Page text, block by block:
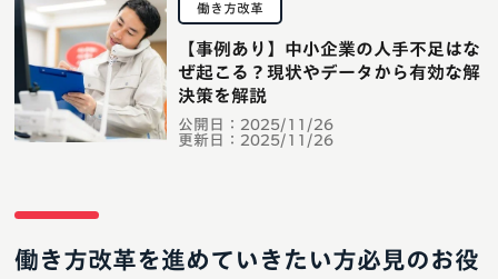
働き方改革
公開日： 2025/11/26
更新日： 2025/11/26
【事例あり】中小企業の人手不足はな
ぜ起こる？現状やデータから有効な解
決策を解説
働き方改革を進めていきたい方必見のお役